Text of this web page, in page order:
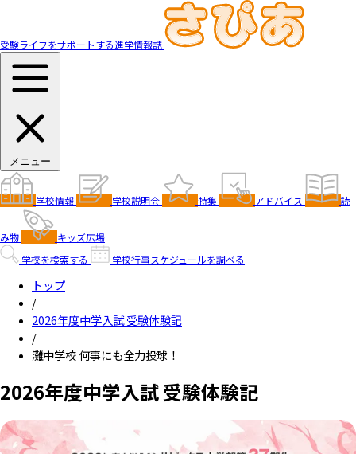
受験ライフをサポートする進学情報誌
メニュー
学校情報 学校説明会 特集 アドバイス 読
み物
キッズ広場
学校を検索する
学校行事スケジュールを調べる
トップ
/
2026年度中学入試 受験体験記
/
灘中学校 何事にも全力投球！
2026年度中学入試 受験体験記